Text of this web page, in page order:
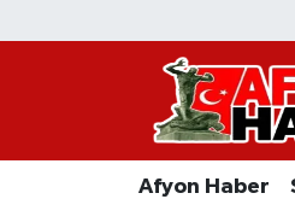
Afyon Haber
Afyon Haber